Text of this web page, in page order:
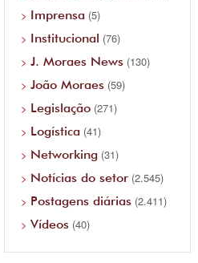
Imprensa (5)
Institucional (76)
J. Moraes News (130)
João Moraes (59)
Legislação (271)
Logística (41)
Networking (31)
Notícias do setor (2.545)
Postagens diárias (2.411)
Vídeos (40)